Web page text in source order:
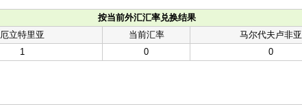
按当前外汇汇率兑换结果
厄立特里亚
当前汇率
马尔代夫卢非亚
1
0 0